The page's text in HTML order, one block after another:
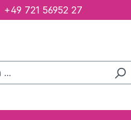
+49 721 56952 27